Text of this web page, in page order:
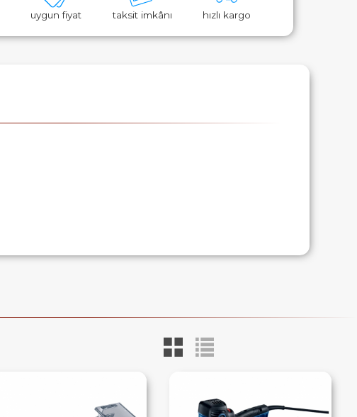
uygun fiyat taksit imkânı hızlı kargo